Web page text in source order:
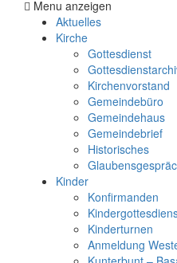
Menu anzeigen
Aktuelles
Kirche
Gottesdienst
Kirchenvorstand
Gemeindebüro
Gemeindehaus
Gemeindebrief
Historisches
Kinder
Konfirmanden
Kinderturnen
Anmeldung